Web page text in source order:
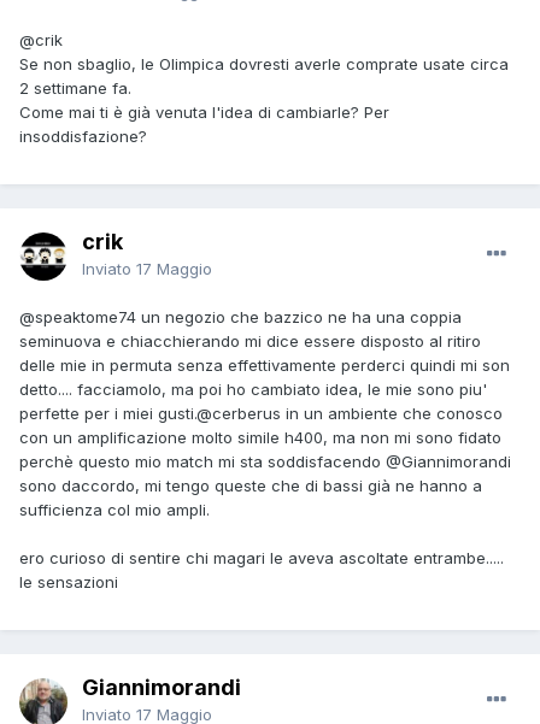
@crik
Se non sbaglio, le Olimpica dovresti averle comprate usate circa
2 settimane fa.
Come mai ti è già venuta l'idea di cambiarle? Per
insoddisfazione?
crik
Inviato 17 Maggio
@speaktome74 un negozio che bazzico ne ha una coppia
seminuova e chiacchierando mi dice essere disposto al ritiro
delle mie in permuta senza effettivamente perderci quindi mi son
detto.... facciamolo, ma poi ho cambiato idea, le mie sono piu'
perfette per i miei gusti.@cerberus in un ambiente che conosco
con un amplificazione molto simile h400, ma non mi sono fidato
perchè questo mio match mi sta soddisfacendo @Giannimorandi
sono daccordo, mi tengo queste che di bassi già ne hanno a
sufficienza col mio ampli.
ero curioso di sentire chi magari le aveva ascoltate entrambe.....
le sensazioni
Giannimorandi
Inviato 17 Maggio